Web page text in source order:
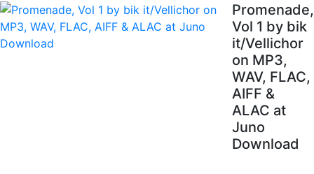
Promenade,
Vol 1 by bik
it/Vellichor
on MP3,
WAV, FLAC,
AIFF &
ALAC at
Juno
Download